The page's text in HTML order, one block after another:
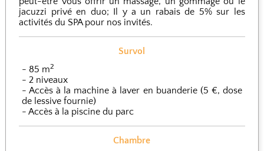
jacuzzi privé en duo; Il y a un rabais de 5% sur les
activités du SPA pour nos invités.
Survol
85 m2
2 niveaux
Accès à la machine à laver en buanderie (5 €, dose
de lessive fournie)
Accès à la piscine du parc
Chambre